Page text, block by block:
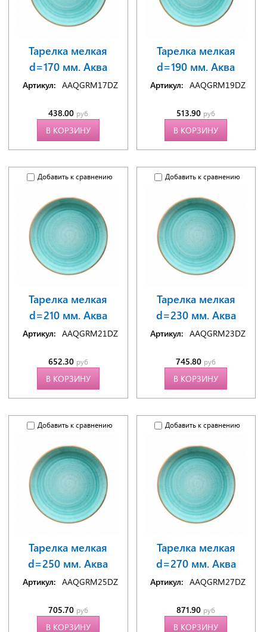
Тарелка мелкая
d=170 мм. Аква
Артикул: AAQGRM17DZ
438.00 руб
В КОРЗИНУ
Тарелка мелкая
d=190 мм. Аква
Артикул: AAQGRM19DZ
513.90 руб
В КОРЗИНУ
Добавить к сравнению
Тарелка мелкая
d=210 мм. Аква
Артикул: AAQGRM21DZ
652.30 руб
В КОРЗИНУ
Добавить к сравнению
Тарелка мелкая
d=230 мм. Аква
Артикул: AAQGRM23DZ
745.80 руб
В КОРЗИНУ
Добавить к сравнению
Тарелка мелкая
d=250 мм. Аква
Артикул: AAQGRM25DZ
705.70 руб
В КОРЗИНУ
Добавить к сравнению
Тарелка мелкая
d=270 мм. Аква
Артикул: AAQGRM27DZ
871.90 руб
В КОРЗИНУ